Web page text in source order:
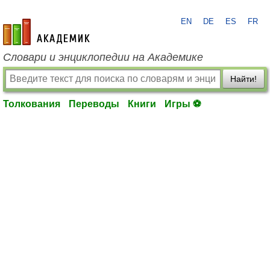
academic.ru
EN DE ES FR
Словари и энциклопедии на Академике
Найти!
Толкования Переводы Книги Игры ⚽